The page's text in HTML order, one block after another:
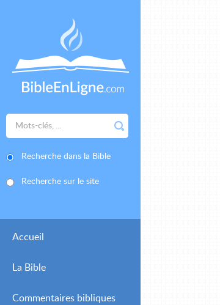
Recherche dans la Bible
Recherche sur le site
Accueil
La Bible
Commentaires bibliques